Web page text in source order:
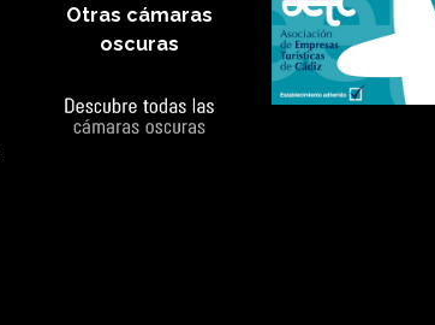
Otras cámaras
oscuras